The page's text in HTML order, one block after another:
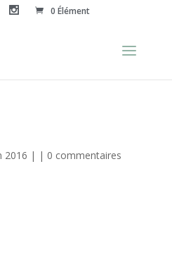
0 Élément
2016 | | 0 commentaires